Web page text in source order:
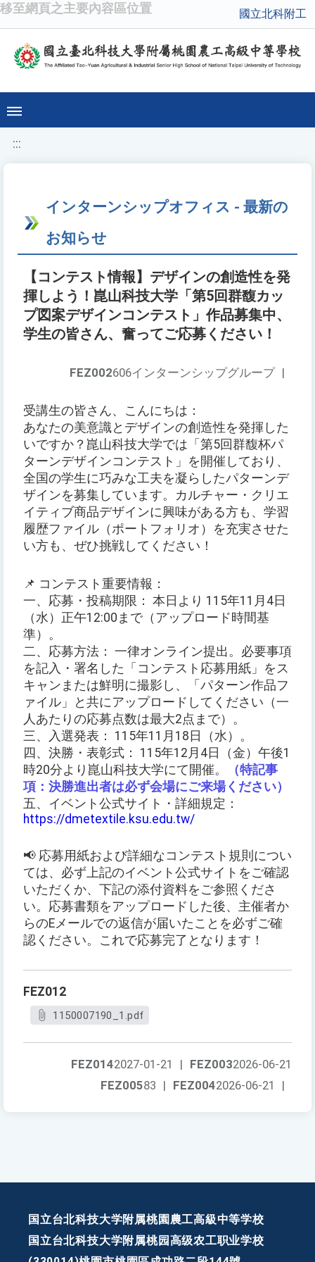
移至網頁之主要內容區位置 國立北科附工
:::
インターンシップオフィス - 最新の
お知らせ
【コンテスト情報】デザインの創造性を発
揮しよう！崑山科技大学「第5回群馥カッ
プ図案デザインコンテスト」作品募集中、
学生の皆さん、奮ってご応募ください！
FEZ002606インターンシップグループ |
受講生の皆さん、こんにちは：
あなたの美意識とデザインの創造性を発揮した
いですか？崑山科技大学では「第5回群馥杯パ
ターンデザインコンテスト」を開催しており、
全国の学生に巧みな工夫を凝らしたパターンデ
ザインを募集しています。カルチャー・クリエ
イティブ商品デザインに興味がある方も、学習
履歴ファイル（ポートフォリオ）を充実させた
い方も、ぜひ挑戦してください！
📌 コンテスト重要情報：
一、応募・投稿期限： 本日より 115年11月4日
（水）正午12:00まで（アップロード時間基
準）。
二、応募方法： 一律オンライン提出。必要事項
を記入・署名した「コンテスト応募用紙」をス
キャンまたは鮮明に撮影し、「パターン作品フ
ァイル」と共にアップロードしてください（一
人あたりの応募点数は最大2点まで）。
三、入選発表： 115年11月18日（水）。
四、決勝・表彰式： 115年12月4日（金）午後1
時20分より崑山科技大学にて開催。
（特記事
項：決勝進出者は必ず会場にご来場ください）
五、イベント公式サイト・詳細規定：
https://dmetextile.ksu.edu.tw/
📢 応募用紙および詳細なコンテスト規則につい
ては、必ず上記のイベント公式サイトをご確認
いただくか、下記の添付資料をご参照くださ
い。応募書類をアップロードした後、主催者か
らのEメールでの返信が届いたことを必ずご確
認ください。これで応募完了となります！
FEZ012
1150007190_1.pdf
FEZ0032026-06-21
FEZ0142027-01-21
|
FEZ0042026-06-21 |
FEZ00583 |
国立台北科技大学附属桃園農工高級中等学校
国立台北科技大学附属桃园高级农工职业学校